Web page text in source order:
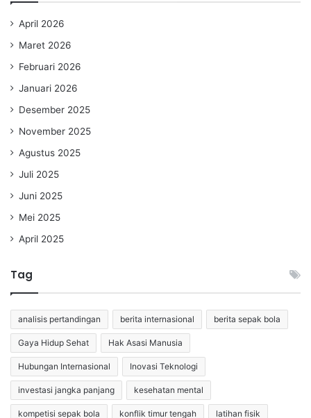
April 2026
Maret 2026
Februari 2026
Januari 2026
Desember 2025
November 2025
Agustus 2025
Juli 2025
Juni 2025
Mei 2025
April 2025
Tag
analisis pertandingan berita internasional berita sepak bola
Gaya Hidup Sehat Hak Asasi Manusia
Hubungan Internasional Inovasi Teknologi
investasi jangka panjang kesehatan mental
kompetisi sepak bola konflik timur tengah latihan fisik